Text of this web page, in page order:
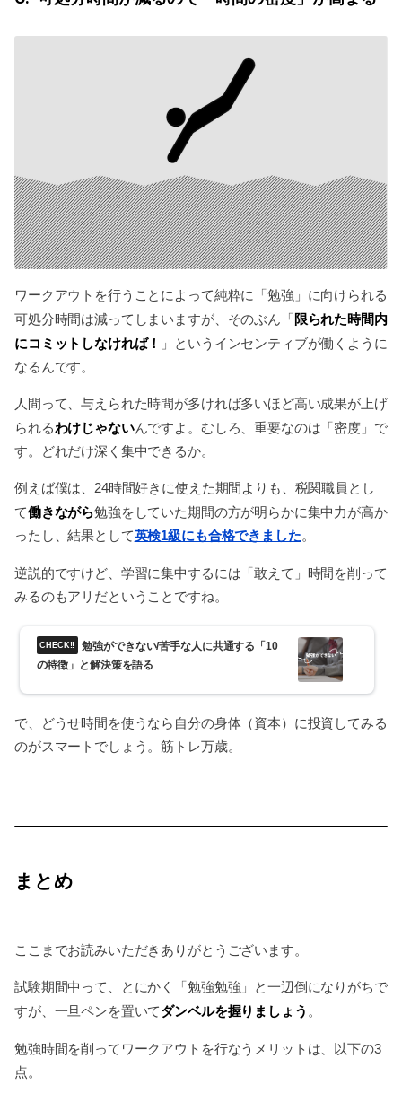
ワークアウトを行うことによって純粋に「勉強」に向けられる
可処分時間は減ってしまいますが、そのぶん「限られた時間内
にコミットしなければ！
」というインセンティブが働くように
なるんです。
人間って、与えられた時間が多ければ多いほど高い成果が上げ
られるわけじゃないんですよ。むしろ、重要なのは「密度」で
す。どれだけ深く集中できるか。
例えば僕は、24時間好きに使えた期間よりも、税関職員とし
て働きながら勉強をしていた期間の方が明らかに集中力が高か
ったし、結果として英検1級にも合格できました。
逆説的ですけど、学習に集中するには「敢えて」時間を削って
みるのもアリだということですね。
勉強ができない/苦手な人に共通する「10
の特徴」と解決策を語る
で、どうせ時間を使うなら自分の身体（資本）に投資してみる
のがスマートでしょう。筋トレ万歳。
まとめ
ここまでお読みいただきありがとうございます。
試験期間中って、とにかく「勉強勉強」と一辺倒になりがちで
すが、一旦ペンを置いてダンベルを握りましょう 。
勉強時間を削ってワークアウトを行なうメリットは、以下の3
点。